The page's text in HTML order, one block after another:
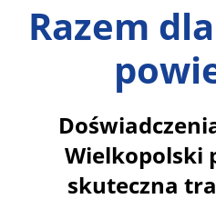
Razem
Wielkopolski
skuteczna